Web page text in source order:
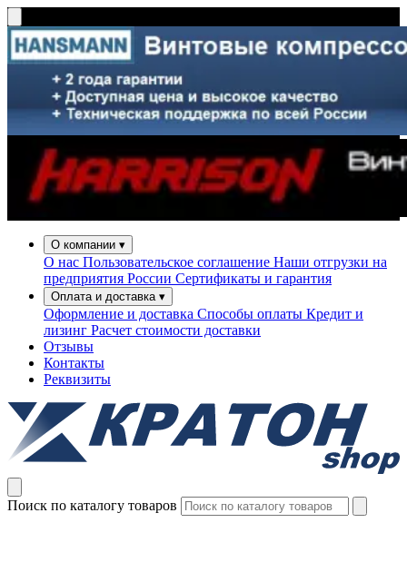
О компании ▾
О нас Пользовательское соглашение Наши отгрузки на
предприятия России Сертификаты и гарантия
Оплата и доставка ▾
Оформление и доставка Способы оплаты Кредит и
лизинг Расчет стоимости доставки
Отзывы
Контакты
Реквизиты
Поиск по каталогу товаров